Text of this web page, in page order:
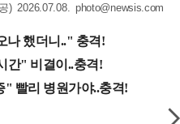
) 2026.07.08. photo@newsis.com